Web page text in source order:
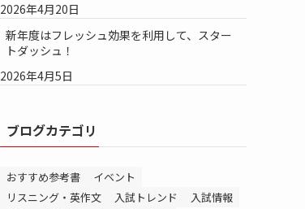
2026年4月20日
新年度はフレッシュ効果を利用して、スター
トダッシュ！
2026年4月5日
ブログカテゴリ
おすすめ参考書
イベント
リスニング・英作文
入試トレンド
入試情報